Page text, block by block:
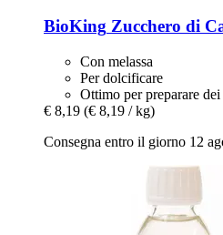
BioKing Zucchero di
Con melassa
Per dolcificare
Ottimo per preparare
€ 8,19 (€ 8,19 / kg)
Consegna entro il giorno 12